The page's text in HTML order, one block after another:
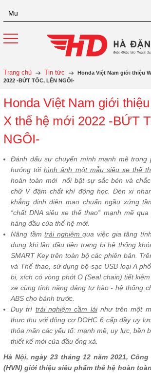
Trang chủ Tin tức
Honda Việt Nam giới thiệu
2022 -BỨT TỐC, LÊN NGÔI-
Honda Việt Nam giới
X thế hệ mới 2022 -BỨT
NGÔI-
Đánh dấu sự chuyển mình mạnh mẽ trong
hướng tớihình ảnh một mẫu siêu xe thể
hoàn toàn mới nổi bật sự sắc bén và
chữ V đậm chất khí động học. Đèn xi
khẳng định diện mạo chuẩn ngầu xứng
“chất DNA siêu xe thể thao” mạnh mẽ
hàng đầu của thế hệ mới.
Nâng tầmtrải nghiệmqua việc gia tăng
dụng khi lần đầu tiên trang bị hệ thống
SMART Key trên toàn bộ các phiên bản.
và Thể thao, sử dụng bộ sạc USB loại A
bị, xích có vòng phớt O (Seal chain) tiết
xe cùng tính năng đáng tự hào - hệ thống
ABS cho bánh trước.
Duy trì trải nghiệm cầm láinhư trên một
thực thụ với động cơ DOHC 6 cấp đầy uy
thỏa mãn các yếu tố: mạnh mẽ, uy lực, bền
thiết kế mới của đầu ống xả.
Hà Nội, ngày 23 tháng 12 năm 2021,
(HVN) giới thiệu siêu phẩm thế hệ hoàn